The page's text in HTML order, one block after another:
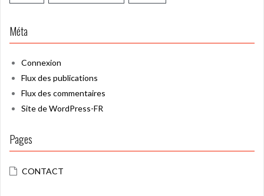
Méta
Connexion
Flux des publications
Flux des commentaires
Site de WordPress-FR
Pages
CONTACT